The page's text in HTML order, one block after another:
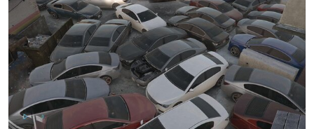
を生んだ町、強すぎる。
数